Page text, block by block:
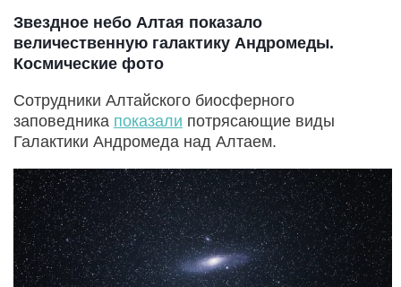
Звездное небо Алтая показало
величественную галактику Андромеды.
Космические фото
Сотрудники Алтайского биосферного
заповедника показали потрясающие виды
Галактики Андромеда над Алтаем.